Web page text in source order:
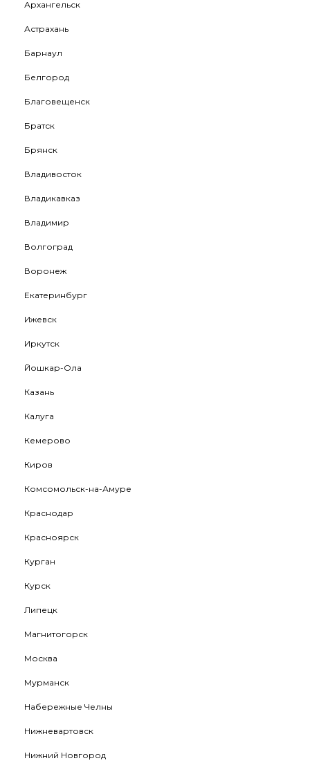
Архангельск
Астрахань
Барнаул
Белгород
Благовещенск
Братск
Брянск
Владивосток
Владикавказ
Владимир
Волгоград
Воронеж
Екатеринбург
Ижевск
Иркутск
Йошкар-Ола
Казань
Калуга
Кемерово
Киров
Комсомольск-на-Амуре
Краснодар
Красноярск
Курган
Курск
Липецк
Магнитогорск
Москва
Мурманск
Набережные Челны
Нижневартовск
Нижний Новгород